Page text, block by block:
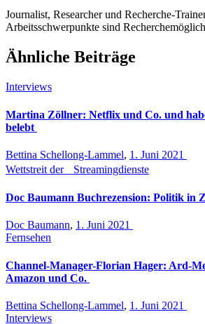
Journalist, Researcher und Recherche-
Arbeitsschwerpunkte sind
Ähnliche Beiträge
Interviews
Martina Zöllner: Netflix und Co. und
belebt
Bettina Schellong-Lammel, 1. Juni 2021
Wettstreit der Streamingdienste
Doc Baumann Buchrezension: Politik in
Doc Baumann, 1. Juni 2021
Fernsehen
Channel-Manager-Florian Hager: Ard-
Amazon und Co.
Bettina Schellong-Lammel, 1. Juni 2021
Interviews